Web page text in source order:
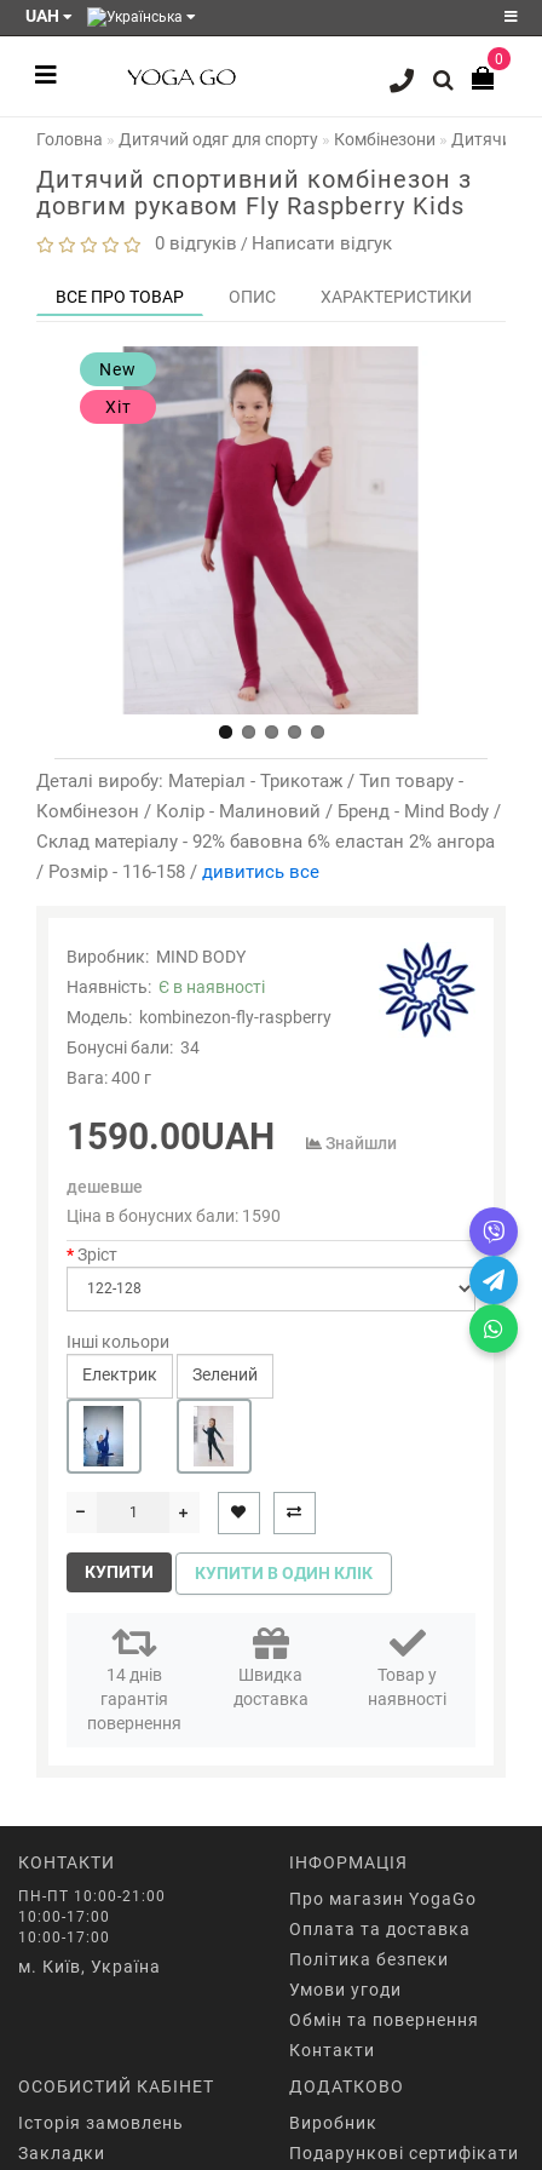
UAH
Реєстрація
Авторизація
Акції
закладки
0
Головна Дитячий одяг для спорту Комбінезони Дитячий
Дитячий спортивний комбінезон з
довгим рукавом Fly Raspberry Kids
0 відгуків / Написати відгук
ВСЕ ПРО ТОВАР ОПИС ХАРАКТЕРИСТИКИ
New
Хіт
Деталі виробу: Матеріал - Трикотаж / Тип товару -
Комбінезон / Колір - Малиновий / Бренд - Mind Body /
Склад матеріалу - 92% бавовна 6% еластан 2% ангора
/ Розмір - 116-158 / дивитись все
Виробник: MIND BODY
Наявність: Є в наявності
Модель: kombinezon-fly-raspberry
Бонусні бали: 34
Вага: 400 г
1590.00UAH Знайшли
дешевше
Ціна в бонусних бали: 1590
Зріст
Інші кольори
Електрик
Зелений
КУПИТИ КУПИТИ В ОДИН КЛІК
14 днів
гарантія
повернення
Швидка
доставка
Товар у
наявності
КОНТАКТИ
ПН-ПТ 10:00-21:00
10:00-17:00
10:00-17:00
м. Київ, Україна
ІНФОРМАЦІЯ
Про магазин YogaGo
Оплата та доставка
Політика безпеки
Умови угоди
Обмін та повернення
Контакти
ОСОБИСТИЙ КАБІНЕТ
Історія замовлень
Закладки
ДОДАТКОВО
Виробник
Подарункові сертифікати